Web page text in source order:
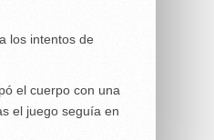
los intentos de
el cuerpo con una
el juego seguía en